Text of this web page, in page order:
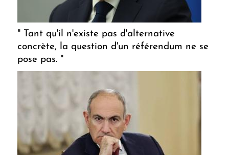
" Tant qu'il n'existe pas d'alternative
concrète, la question d'un référendum ne se
pose pas. "